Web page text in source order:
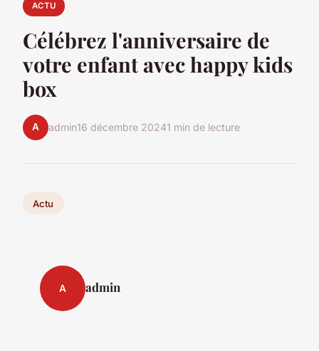
ACTU
Célébrez l'anniversaire de
votre enfant avec happy kids
box
A admin16 décembre 20241 min de lecture
Actu
A admin